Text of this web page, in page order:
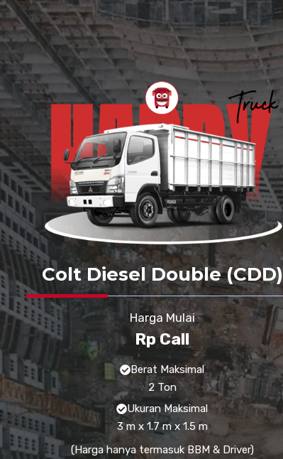
Colt Diesel Double (CDD)
Harga Mulai
Rp Call
Berat Maksimal
2 Ton
Ukuran Maksimal
3 m x 1.7 m x 1.5 m
(Harga hanya termasuk BBM & Driver)